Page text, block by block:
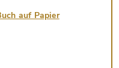
auf Papier